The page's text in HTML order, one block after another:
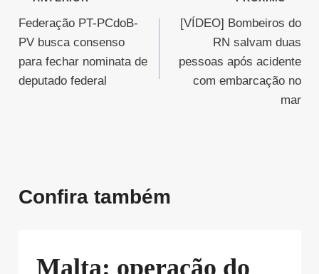
de
Post
Federação PT-PCdoB-
PV busca consenso
para fechar nominata de
deputado federal
[VÍDEO] Bombeiros do
RN salvam duas
pessoas após acidente
com embarcação no
mar
Confira também
Malta: operação do